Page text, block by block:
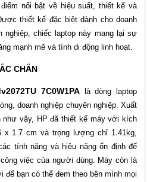
nổi bật về hiệu suất, thiết kế và
thiết kế đặc biệt dành cho doanh
nghiệp, chiếc laptop này mang lại sự
mạnh mẽ và tính di động linh hoạt.
CHẮN
7C0W1PAlà dòng laptop
doanh nghiệp chuyên nghiệp. Xuất
vậy, HP đã thiết kế máy với kích
1.7 cm và trọng lượng chỉ 1.41kg,
tính năng và hiệu năng ổn định để
việc của người dùng. Máy còn là
để bạn có thể đem theo bên mình mọi